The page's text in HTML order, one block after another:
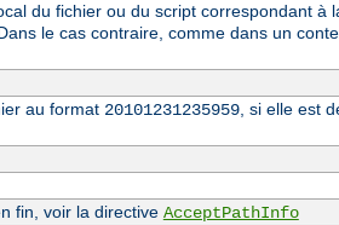
du fichier ou du script correspondant à
le cas contraire, comme dans un
au format 20101231235959, si elle est
fin, voir la directive AcceptPathInfo